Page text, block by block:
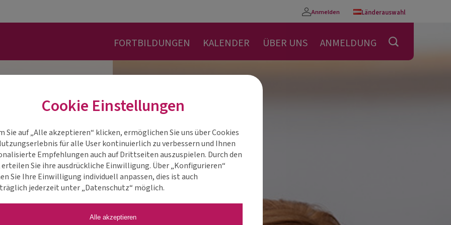
Anmelden
Konto
Länderauswahl
FORTBILDUNGEN KALENDER ÜBER UNS ANMELDUNG
Cookie Einstellungen
Sie auf „Alle akzeptieren“ klicken, ermöglichen Sie uns über Cookies
für alle User kontinuierlich zu verbessern und Ihnen
Empfehlungen auch auf Drittseiten auszuspielen. Durch den
Sie ihre ausdrückliche Einwilligung. Über „Konfigurieren“
Sie Ihre Einwilligung individuell anpassen, dies ist auch
jederzeit unter „Datenschutz“ möglich.
Alle akzeptieren